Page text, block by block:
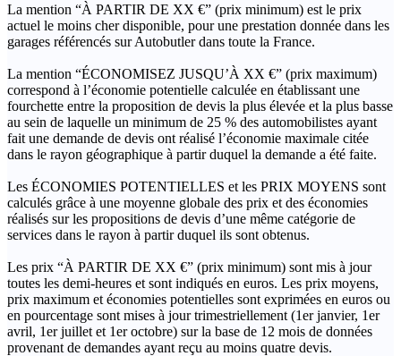
La mention “À PARTIR DE XX €” (prix minimum) est le prix
actuel le moins cher disponible, pour une prestation donnée dans les
garages référencés sur Autobutler dans toute la France.
La mention “ÉCONOMISEZ JUSQU’À XX €” (prix maximum)
correspond à l’économie potentielle calculée en établissant une
fourchette entre la proposition de devis la plus élevée et la plus basse
au sein de laquelle un minimum de 25 % des automobilistes ayant
fait une demande de devis ont réalisé l’économie maximale citée
dans le rayon géographique à partir duquel la demande a été faite.
Les ÉCONOMIES POTENTIELLES et les PRIX MOYENS sont
calculés grâce à une moyenne globale des prix et des économies
réalisés sur les propositions de devis d’une même catégorie de
services dans le rayon à partir duquel ils sont obtenus.
Les prix “À PARTIR DE XX €” (prix minimum) sont mis à jour
toutes les demi-heures et sont indiqués en euros. Les prix moyens,
prix maximum et économies potentielles sont exprimées en euros ou
en pourcentage sont mises à jour trimestriellement (1er janvier, 1er
avril, 1er juillet et 1er octobre) sur la base de 12 mois de données
provenant de demandes ayant reçu au moins quatre devis.